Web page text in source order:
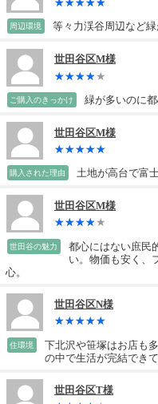
周辺環境 等々力渓谷周辺など緑
世田谷区M様
ご購入のきっかけ 緑が多いのに
世田谷区M様
購入された理由 土地が高台で富
世田谷区M様
世田谷の魅力
都心にはない庶民
い。物価も安く、
心。
世田谷区N様
住環境
下北沢や笹塚はお店も
の中で生活が完結できて
世田谷区T様